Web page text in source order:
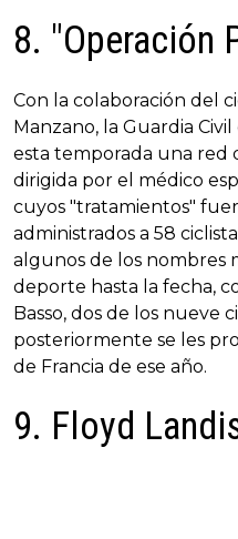
8. "Operación
Con la colaboración del
Manzano, la Guardia
esta temporada una red
dirigida por el médico
cuyos "tratamientos"
administrados a 58
algunos de los nombres
deporte hasta la fecha,
Basso, dos de los nueve
posteriormente se les
de Francia de ese año.
9. Floyd